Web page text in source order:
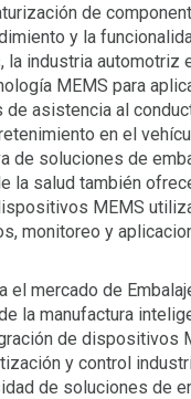
de
y la
la industria automotriz
MEMS para
asistencia al
en el
de soluciones de
la salud también
MEMS
monitoreo y
el mercado de
la manufactura
de dispositivos
y control
de soluciones de